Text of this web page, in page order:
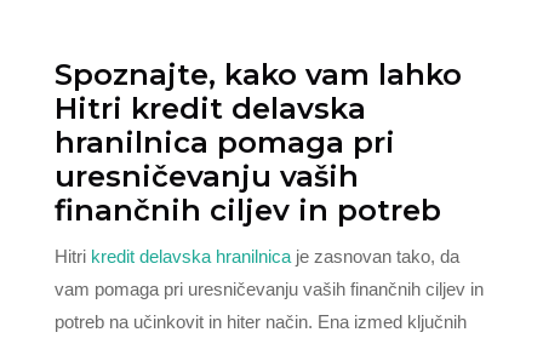
Spoznajte, kako vam lahko
Hitri kredit delavska
hranilnica pomaga pri
uresničevanju vaših
finančnih ciljev in potreb
Hitri kredit delavska hranilnicaje zasnovan tako, da
vam pomaga pri uresničevanju vaših finančnih ciljev in
potreb na učinkovit in hiter način. Ena izmed ključnih